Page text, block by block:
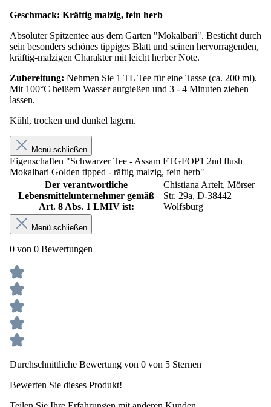
Geschmack: Kräftig malzig, fein herb
Absoluter Spitzentee aus dem Garten "Mokalbari". Besticht durch
sein besonders schönes tippiges Blatt und seinen hervorragenden,
kräftig-malzigen Charakter mit leicht herber Note.
Zubereitung: Nehmen Sie 1 TL Tee für eine Tasse (ca. 200 ml).
Mit 100°C heißem Wasser aufgießen und 3 - 4 Minuten ziehen
lassen.
Kühl, trocken und dunkel lagern.
Menü schließen
Eigenschaften "Schwarzer Tee - Assam FTGFOP1 2nd flush
Mokalbari Golden tipped - räftig malzig, fein herb"
Der verantwortliche
Lebensmittelunternehmer gemäß
Art. 8 Abs. 1 LMIV ist:
Chistiana Artelt, Mörser
Str. 29a, D-38442
Wolfsburg
Menü schließen
0 von 0 Bewertungen
Durchschnittliche Bewertung von 0 von 5 Sternen
Bewerten Sie dieses Produkt!